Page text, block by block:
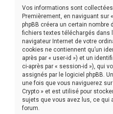
Vos informations sont collectées
Premièrement, en naviguant sur
phpBB créera un certain nombre
fichiers textes téléchargés dans
navigateur Internet de votre
cookies ne contiennent qu’un
après par « user-id ») et un
ci-après par « session-id »), qui
assignés par le logiciel phpBB.
une fois que vous naviguerez
Crypto » et est utilisé pour
sujets que vous avez lus, ce qui
forum.